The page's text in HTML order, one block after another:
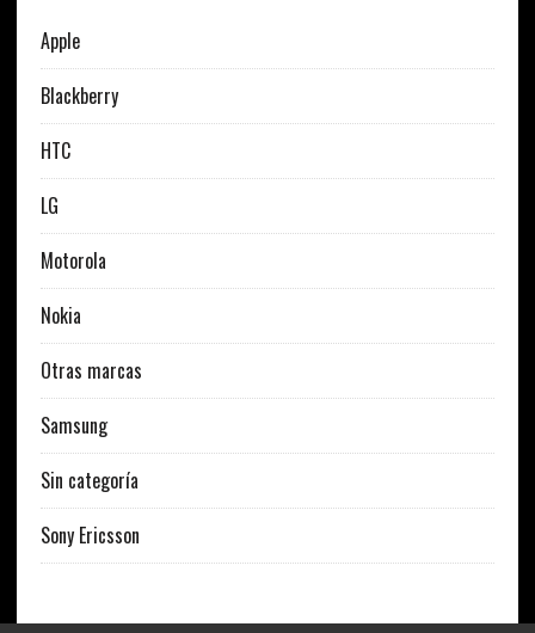
Apple
Blackberry
HTC
LG
Motorola
Nokia
Otras marcas
Samsung
Sin categoría
Sony Ericsson